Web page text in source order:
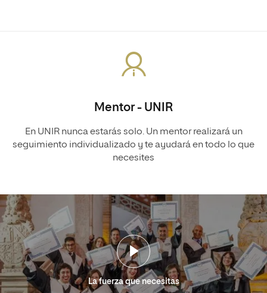
Mentor - UNIR
En UNIR nunca estarás solo. Un mentor realizará un
seguimiento individualizado y te ayudará en todo lo que
necesites
La fuerza que necesitas